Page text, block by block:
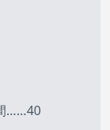
……40